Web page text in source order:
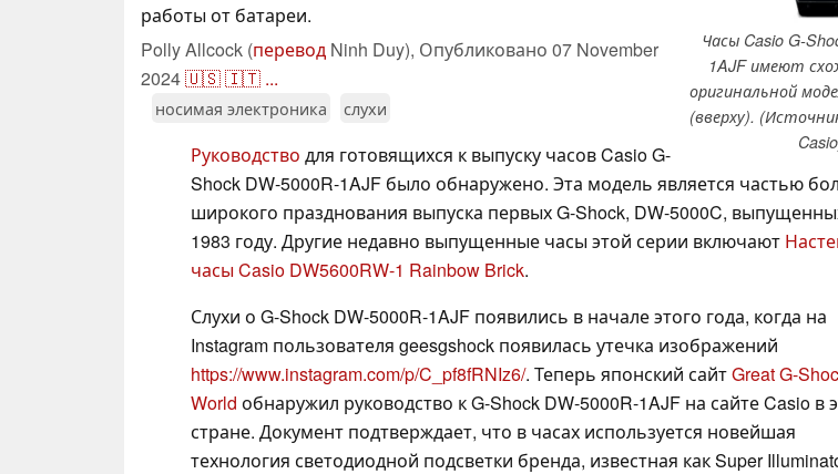
Часы Casio G-
1AJF имеют
оригинальной
(вверху).
работы от батареи.
Polly Allcock (перевод Ninh Duy), Опубликовано 07 November
2024🇺🇸🇮🇹 ...
носимая электроника слухи
Руководство для готовящихся к выпуску часов Casio G-
Shock DW-5000R-1AJF было обнаружено. Эта модель является частью
широкого празднования выпуска первых G-Shock, DW-5000C,
1983 году. Другие недавно выпущенные часы этой серии включают
часы Casio DW5600RW-1 Rainbow Brick.
Слухи о G-Shock DW-5000R-1AJF появились в начале этого года, когда на
Instagram пользователя geesgshock появилась утечка изображений
https://www.instagram.com/p/C_pf8fRNIz6/. Теперь японский сайтGreat G-
World обнаружил руководство к G-Shock DW-5000R-1AJF на сайте Casio в
стране. Документ подтверждает, что в часах используется новейшая
технология светодиодной подсветки бренда, известная как Super